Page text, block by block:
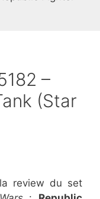
–
(Star
review du set